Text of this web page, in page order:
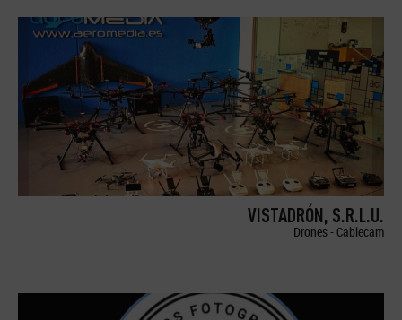
VISTADRÓN, S.R.L.U.
Drones - Cablecam